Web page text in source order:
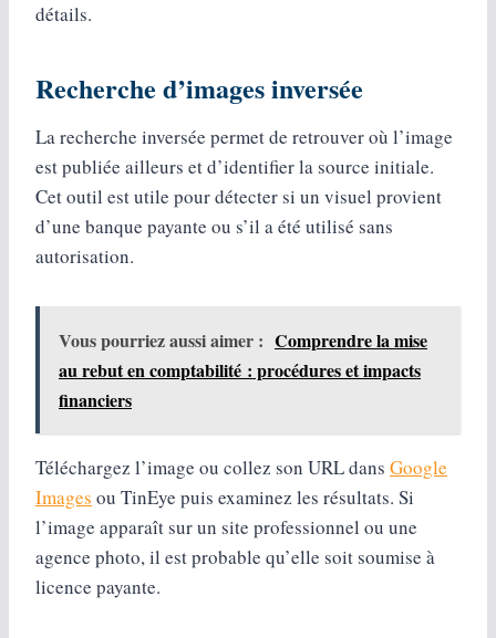
détails.
Recherche d’images inversée
La recherche inversée permet de retrouver où l’image
est publiée ailleurs et d’identifier la source initiale.
Cet outil est utile pour détecter si un visuel provient
d’une banque payante ou s’il a été utilisé sans
autorisation.
Vous pourriez aussi aimer : Comprendre la mise
au rebut en comptabilité : procédures et impacts
financiers
Téléchargez l’image ou collez son URL dans Google
Images ou TinEye puis examinez les résultats. Si
l’image apparaît sur un site professionnel ou une
agence photo, il est probable qu’elle soit soumise à
licence payante.